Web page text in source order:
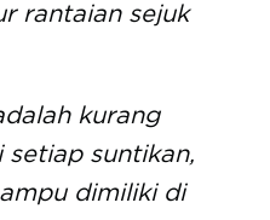
rantaian sejuk
kurang
setiap suntikan,
dimiliki di